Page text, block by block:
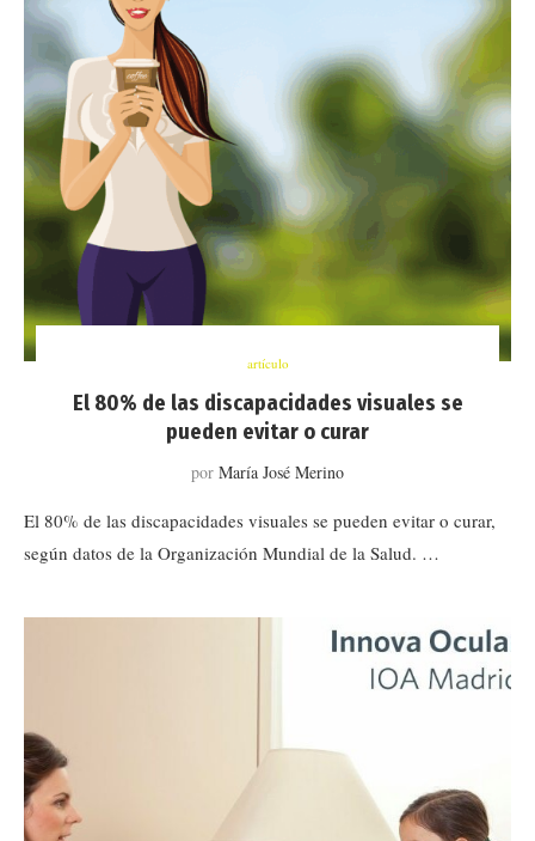
artículo
El 80% de las discapacidades visuales se
pueden evitar o curar
por María José Merino
El 80% de las discapacidades visuales se pueden evitar o curar,
según datos de la Organización Mundial de la Salud. …